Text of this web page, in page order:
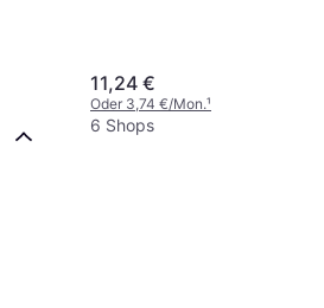
11,24 €
Oder 3,74 €/Mon.¹
6 Shops